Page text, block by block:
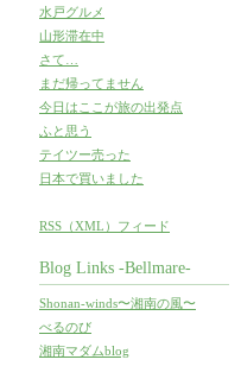
水戸グルメ
山形滞在中
さて…
まだ帰ってません
今日はここが旅の出発点
ふと思う
テイツー売った
日本で買いました
RSS（XML）フィード
Blog Links -Bellmare-
Shonan-winds〜湘南の風〜
べるのび
湘南マダムblog